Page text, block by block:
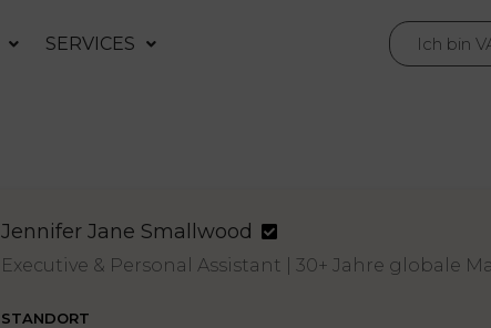
SERVICES Ich bin
Jennifer Jane Smallwood
Executive & Personal Assistant | 30+ Jahre globale
STANDORT